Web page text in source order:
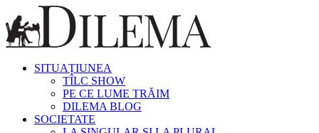
SITUAȚIUNEA
TÎLC SHOW
PE CE LUME TRĂIM
DILEMA BLOG
SOCIETATE